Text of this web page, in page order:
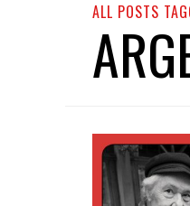
ALL POSTS